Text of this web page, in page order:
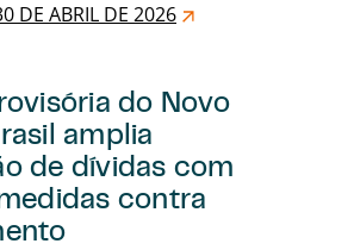
DE ABRIL DE 2026
do Novo
amplia
de dívidas com
contra